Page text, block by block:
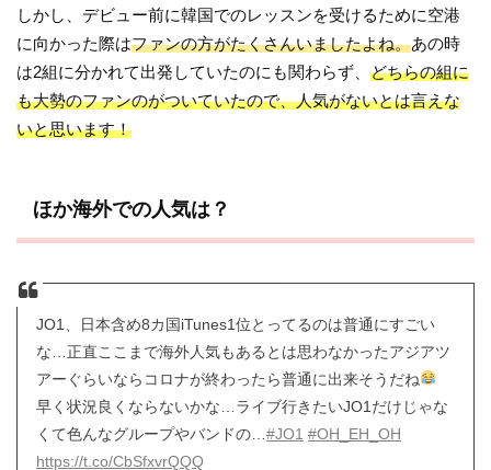
しかし、デビュー前に韓国でのレッスンを受けるために空港
に向かった際はファンの方がたくさんいましたよね。あの時
は2組に分かれて出発していたのにも関わらず、どちらの組に
も大勢のファンのがついていたので、人気がないとは言えな
いと思います！
ほか海外での人気は？
JO1、日本含め8カ国iTunes1位とってるのは普通にすごい
な…正直ここまで海外人気もあるとは思わなかったアジアツ
アーぐらいならコロナが終わったら普通に出来そうだね
早く状況良くならないかな…ライブ行きたいJO1だけじゃな
くて色んなグループやバンドの… #JO1 #OH_EH_OH
https://t.co/CbSfxvrQQQ